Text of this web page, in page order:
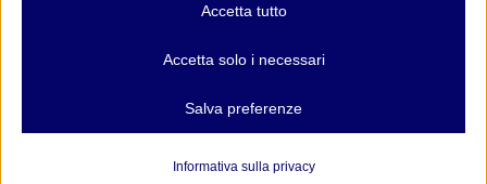
CALENDARIO EVENTI
TUTTI GLI EVENTI
I cookie e i servizi essenziali abilitano le funzioni di base e sono
e servizi non richiedono il consenso dell'utente secondo il GDPR.
Analitici
Accetta tutto
Accetta solo i necessari
Salva preferenze
Informativa sulla privacy